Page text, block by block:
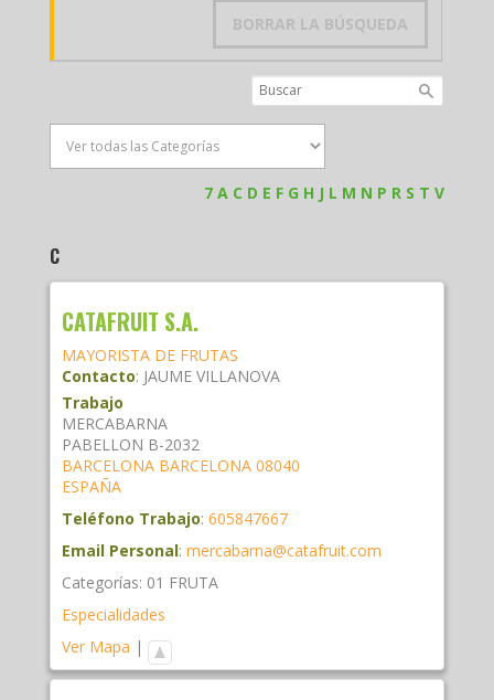
BORRAR LA BÚSQUEDA
7 A C D E F G H J L M N P R S T V
C
CATAFRUIT S.A.
MAYORISTA DE FRUTAS
Contacto: JAUME VILLANOVA
Trabajo
MERCABARNA
PABELLON B-2032
BARCELONA BARCELONA 08040
ESPAÑA
Teléfono Trabajo: 605847667
Email Personal: mercabarna@catafruit.com
Categorías: 01 FRUTA
Especialidades
Ver Mapa |